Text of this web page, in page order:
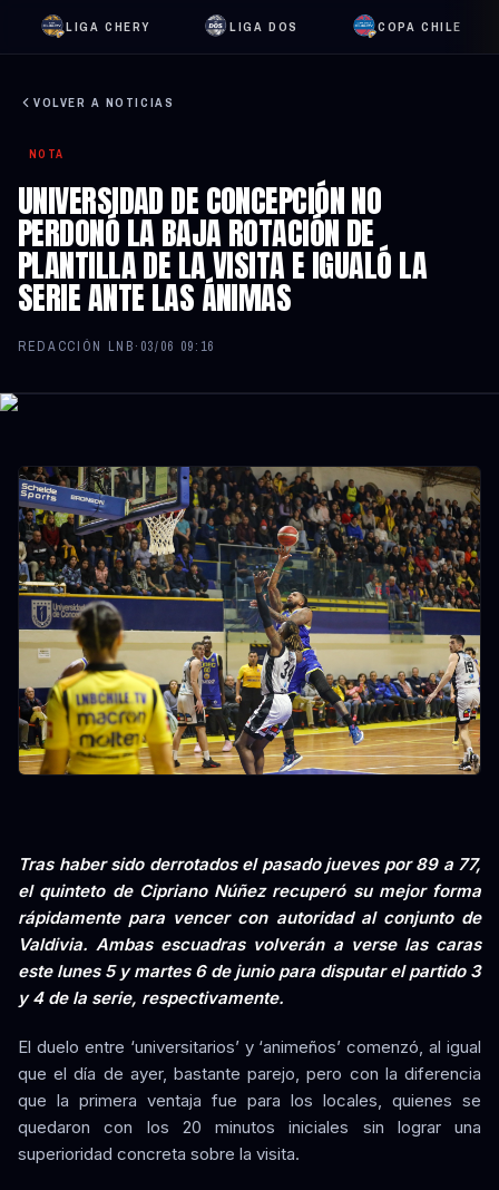
LIGA CHERY LIGA DOS COPA CHILE
VOLVER A NOTICIAS
NOTA
UNIVERSIDAD DE CONCEPCIÓN NO
PERDONÓ LA BAJA ROTACIÓN DE
PLANTILLA DE LA VISITA E IGUALÓ LA
SERIE ANTE LAS ÁNIMAS
REDACCIÓN LNB· 03/06 09:16
Tras haber sido derrotados el pasado jueves por 89 a 77,
el quinteto de Cipriano Núñez recuperó su mejor forma
rápidamente para vencer con autoridad al conjunto de
Valdivia. Ambas escuadras volverán a verse las caras
este lunes 5 y martes 6 de junio para disputar el partido 3
y 4 de la serie, respectivamente.
El duelo entre ‘universitarios’ y ‘animeños’ comenzó, al igual
que el día de ayer, bastante parejo, pero con la diferencia
que la primera ventaja fue para los locales, quienes se
quedaron con los 20 minutos iniciales sin lograr una
superioridad concreta sobre la visita.